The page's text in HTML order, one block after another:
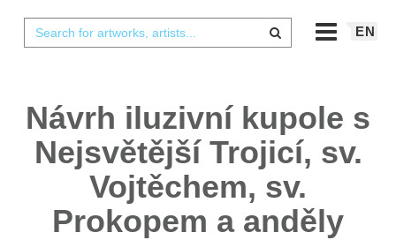
EN
Návrh iluzivní kupole s
Nejsvětější Trojicí, sv.
Vojtěchem, sv.
Prokopem a anděly